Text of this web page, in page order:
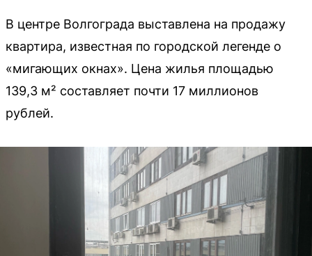
В центре Волгограда выставлена на продажу
квартира, известная по городской легенде о
«мигающих окнах». Цена жилья площадью
139,3 м² составляет почти 17 миллионов
рублей.